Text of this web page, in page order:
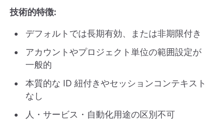
技術的特徴:
デフォルトでは長期有効、または非期限付き
アカウントやプロジェクト単位の範囲設定が
一般的
本質的な ID 紐付きやセッションコンテキスト
なし
人・サービス・自動化用途の区別不可